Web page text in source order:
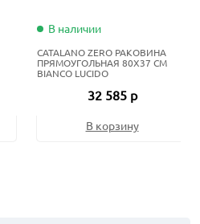
В наличии
CATALANO ZERO РАКОВИНА
ПРЯМОУГОЛЬНАЯ 80X37 СМ
BIANCO LUCIDO
32 585 р
В корзину